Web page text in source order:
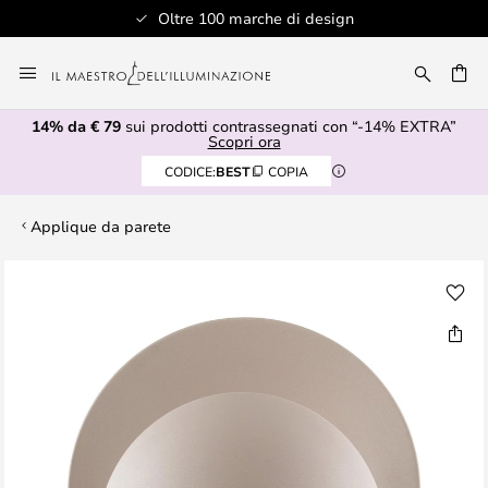
Oltre 100 marche di design
al
contenuto
14% da € 79 sui prodotti contrassegnati con “-14% EXTRA”
Scopri ora
CODICE:BEST COPIA
Applique da parete
immagini